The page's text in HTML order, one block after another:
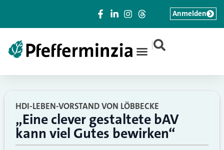
|
Anmelden
HDI-LEBEN-VORSTAND VON LÖBBECKE
„Eine clever gestaltete bAV
kann viel Gutes bewirken“